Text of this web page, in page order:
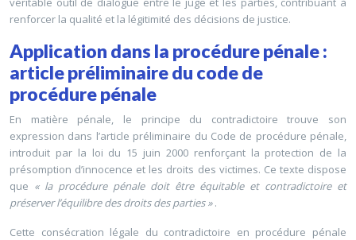
renforcer la qualité et la légitimité des décisions de justice.
Application dans la procédure pénale :
article préliminaire du code de
procédure pénale
En matière pénale, le principe du contradictoire trouve son
expression dans l’article préliminaire du Code de procédure pénale,
introduit par la loi du 15 juin 2000 renforçant la protection de la
présomption d’innocence et les droits des victimes. Ce texte dispose
que « la procédure pénale doit être équitable et contradictoire et
préserver l’équilibre des droits des parties ».
Cette consécration légale du contradictoire en procédure pénale